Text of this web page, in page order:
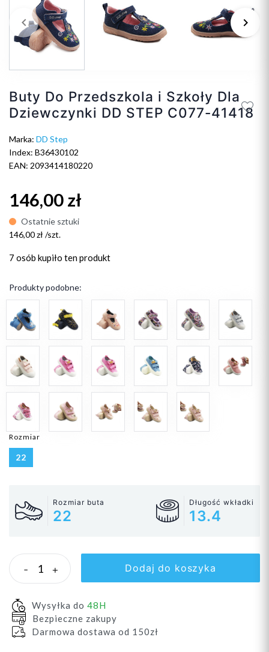
Poprzedni
keyboard_arrow_left keyboard_arrow_right
Buty Do Przedszkola i Szkoły Dla
Dziewczynki DD STEP C077-41418
Marka: DD Step
Index: B36430102
EAN: 2093414180220
146,00 zł
Ostatnie sztuki
146,00 zł /szt.
7 osób kupiło ten produkt
Produkty podobne:
Rozmiar
22
Rozmiar buta
22
Długość wkładki
13.4
- + Dodaj do koszyka
Wysyłka do 48H
Bezpieczne zakupy
Darmowa dostawa od 150zł